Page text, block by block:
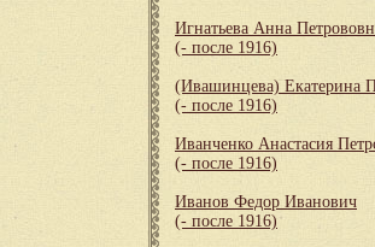
Игнатьева Анна
(- после 1916)
(Ивашинцева) Екатерина
(- после 1916)
Иванченко Анастасия
(- после 1916)
Иванов Федор Иванович
(- после 1916)